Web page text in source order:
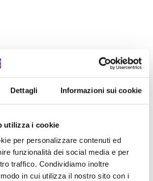
Dettagli Informazioni sui cookie
utilizza i cookie
per personalizzare contenuti ed
funzionalità dei social media e per
traffico. Condividiamo inoltre
in cui utilizza il nostro sito con i